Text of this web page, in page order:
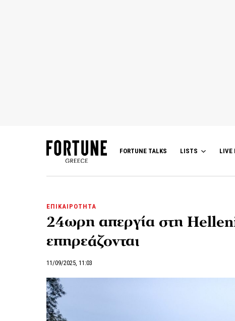
FORTUNE TALKS LISTS LIVE
ΕΠΙΚΑΙΡΟΤΗΤΑ
24ωρη απεργία στη
επηρεάζονται
11/09/2025, 11:03